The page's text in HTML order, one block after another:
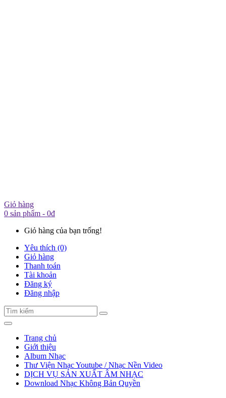
Giỏ hàng
0 sản phẩm - 0đ
Giỏ hàng của bạn trống!
Yêu thích (0)
Giỏ hàng
Thanh toán
Tài khoản
Đăng ký
Đăng nhập
Trang chủ
Giới thiệu
Album Nhạc
Thư Viện Nhạc Youtube / Nhạc Nền Video
DỊCH VỤ SẢN XUẤT ÂM NHẠC
Download Nhạc Không Bản Quyền